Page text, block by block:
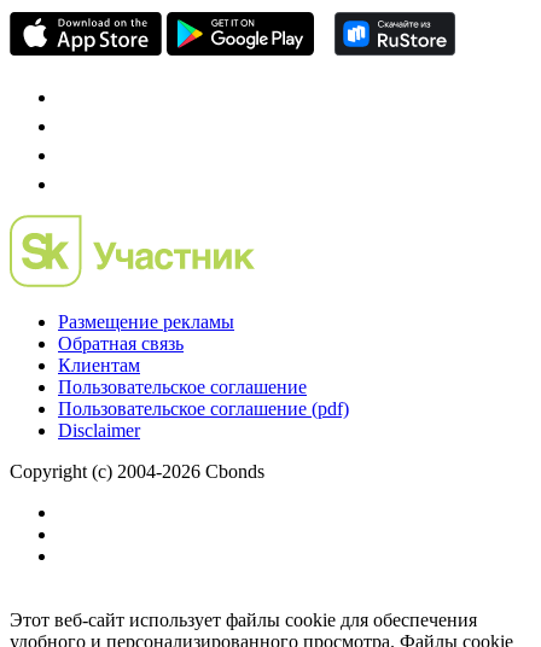
Размещение рекламы
Обратная связь
Клиентам
Пользовательское соглашение
Пользовательское соглашение (pdf)
Disclaimer
Copyright (c) 2004-2026 Cbonds
Этот веб-сайт использует файлы cookie для обеспечения
удобного и персонализированного просмотра. Файлы cookie